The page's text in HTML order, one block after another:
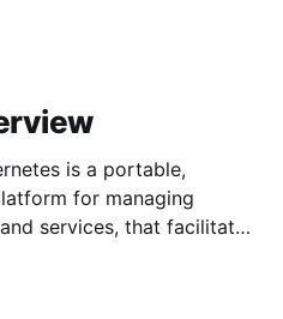
for managing
services, that facilitates